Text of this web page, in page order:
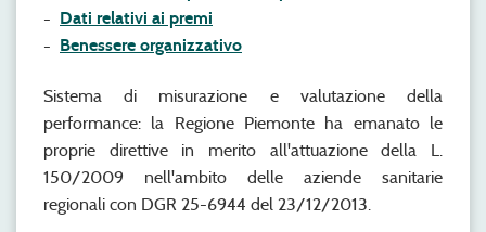
Dati relativi ai premi
Benessere organizzativo
Sistema di misurazione e valutazione della
performance: la Regione Piemonte ha emanato le
proprie direttive in merito all'attuazione della L.
150/2009 nell'ambito delle aziende sanitarie
regionali con DGR 25-6944 del 23/12/2013.